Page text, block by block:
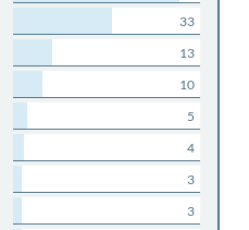
33
13
10
5
4
3
3